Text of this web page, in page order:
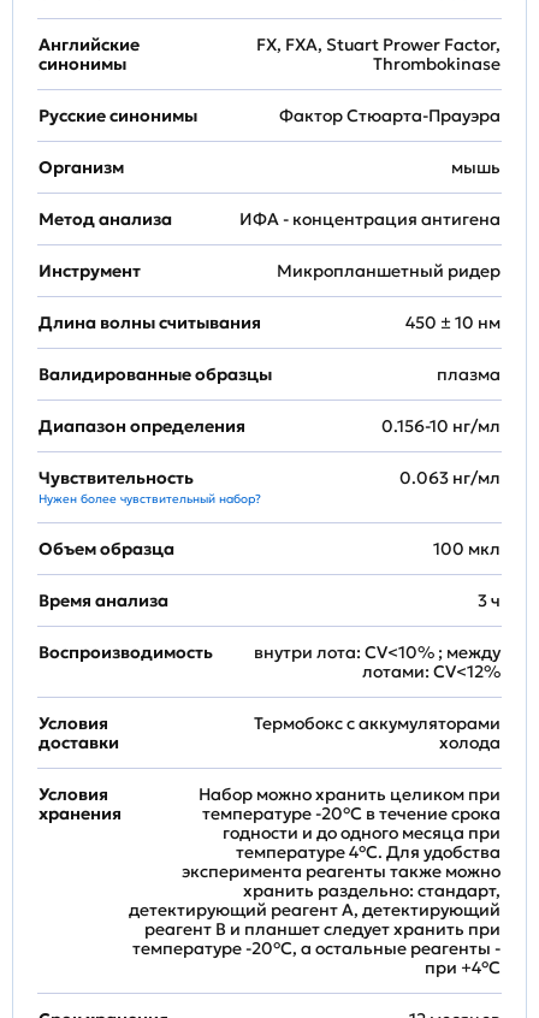
Английские
синонимы
FX, FXA, Stuart Prower Factor,
Thrombokinase
Русские синонимы Фактор Стюарта-Прауэра
Организм мышь
Метод анализа ИФА - концентрация антигена
Инструмент Микропланшетный ридер
Длина волны считывания 450 ± 10 нм
Валидированные образцы плазма
Диапазон определения 0.156-10 нг/мл
Чувствительность
Нужен более чувствительный набор?
0.063 нг/мл
Объем образца 100 мкл
Время анализа 3 ч
Воспроизводимость
внутри лота: CV<10% ; между
лотами: CV<12%
Условия
доставки
Термобокс с аккумуляторами
холода
Условия
хранения
Набор можно хранить целиком при
температуре -20°C в течение срока
годности и до одного месяца при
температуре 4°C. Для удобства
эксперимента реагенты также можно
хранить раздельно: стандарт,
детектирующий реагент A, детектирующий
реагент B и планшет следует хранить при
температуре -20°C, а остальные реагенты -
при +4°С